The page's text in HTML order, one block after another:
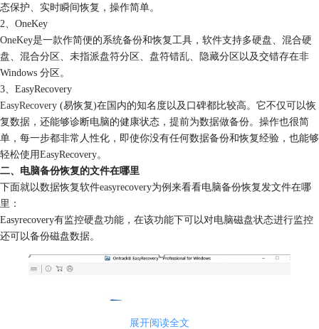
态保护、实时瞬间恢复，操作简单。
2、OneKey
OneKey是一款作简便的系统备份和恢复工具，软件支持多硬盘、混合硬
盘、混合分区、未指派盘符分区、盘符错乱、隐藏分区以及交错存在非
Windows 分区。
3、EasyRecovery
EasyRecovery (易恢复)在国内的知名度以及口碑都比较高。它不仅可以恢
复数据，还能够诊断电脑的健康状态，提前为数据做备份。操作也很简
单，每一步都非常人性化，即使你没有任何数据备份和恢复经验，也能够
轻松使用EasyRecovery。
二、电脑备份恢复的文件在哪里
下面就以数据恢复软件easyrecovery为例来看看电脑备份恢复发文件在哪
里：
Easyrecovery有监控硬盘功能，在该功能下可以对电脑磁盘状态进行监控
还可以备份磁盘数据。
展开阅读全文